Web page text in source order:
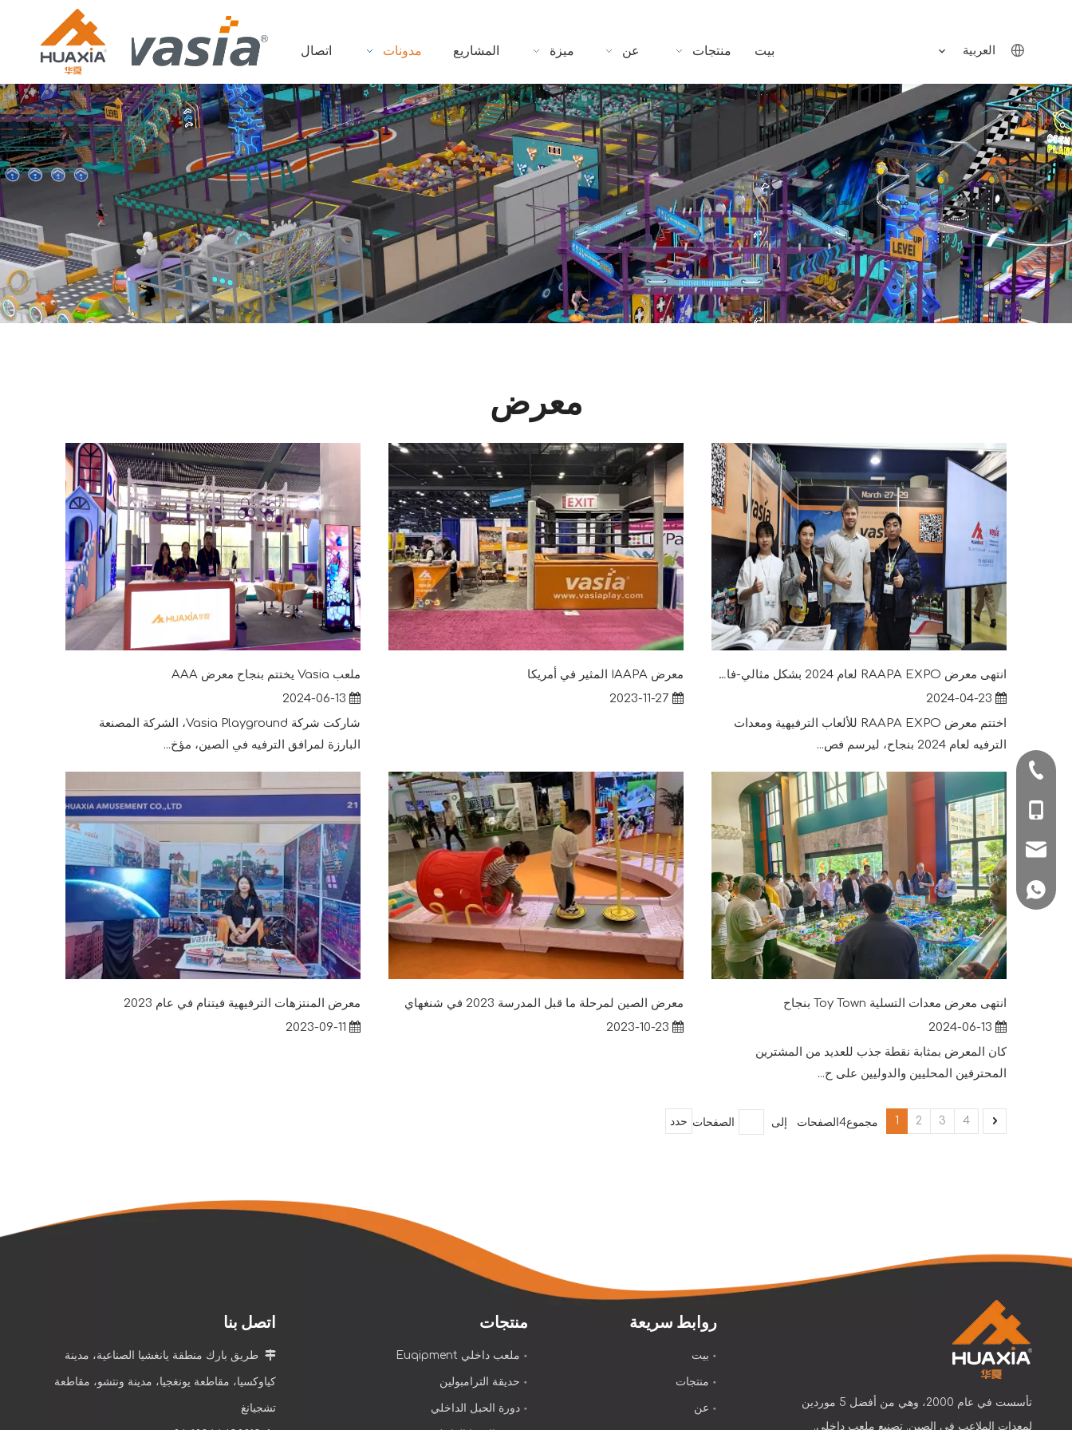
بيت منتجات عن ميزة المشاريع مدونات اتصال العربية
أنت هنا: بيت » مدونات » معرض
معرض
انتهى معرض RAAPA EXPO لعام 2024 بشكل مثالي-فاسيا
اختتم معرض RAAPA EXPO للألعاب الترفيهية ومعدات
الترفيه لعام 2024 بنجاح، ليرسم فص...
معرض IAAPA المثير في أمريكا
ملعب Vasia يختتم بنجاح معرض AAA
شاركت شركة Vasia Playground، الشركة المصنعة
البارزة لمرافق الترفيه في الصين، مؤخ...
انتهى معرض معدات التسلية Toy Town بنجاح
كان المعرض بمثابة نقطة جذب للعديد من المشترين
المحترفين المحليين والدوليين على ح...
معرض الصين لمرحلة ما قبل المدرسة 2023 في شنغهاي
معرض المنتزهات الترفيهية فيتنام في عام 2023
1 2 3 4 مجموع4الصفحات إلى الصفحات حدد
تأسست في عام 2000، وهي من أفضل 5 موردين
لمعدات الملاعب في الصين. تصنيع ملعب داخلي.
+86-577-
+86-
+8618066498819
روابط سريعة
بيت
منتجات
عن
منتجات
ملعب داخلي Euqipment
حديقة الترامبولين
دورة الحبل الداخلي
اتصل بنا
 طريق بارك منطقة يانغشيا الصناعية، مدينة
كياوكسيا، مقاطعة يونغجيا، مدينة ونتشو، مقاطعة
تشجيانغ